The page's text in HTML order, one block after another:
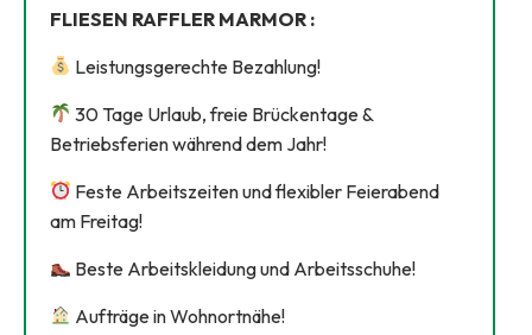
FLIESEN RAFFLER MARMOR :
Leistungsgerechte Bezahlung!
30 Tage Urlaub, freie Brückentage &
Betriebsferien während dem Jahr!
Feste Arbeitszeiten und flexibler Feierabend
am Freitag!
Beste Arbeitskleidung und Arbeitsschuhe!
Aufträge in Wohnortnähe!